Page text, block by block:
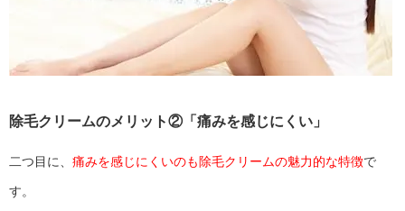
除毛クリームのメリット②「痛みを感じにくい」
二つ目に、 痛みを感じにくいのも除毛クリームの魅力的な特徴で
す。